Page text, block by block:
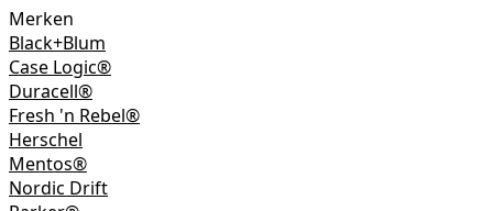
Merken
Black+Blum
Case Logic®
Duracell®
Fresh 'n Rebel®
Herschel
Mentos®
Nordic Drift